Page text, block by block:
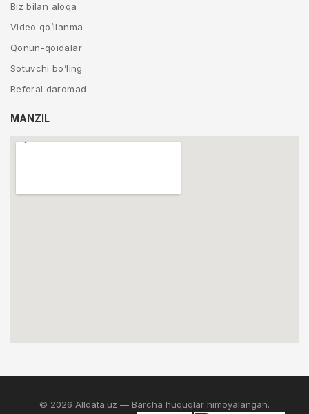
Biz bilan aloqa
Video qo’llanma
Qonun-qoidalar
Sotuvchi bo’ling
Referal daromad
MANZIL
© 2026 Alldata.uz — Barcha huquqlar himoyalangan.